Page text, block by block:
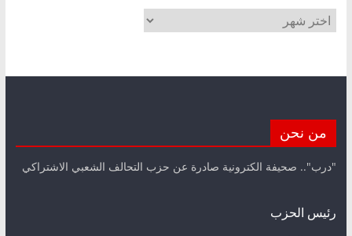
الأرشيف
من نحن
"درب".. صحيفة الكترونية صادرة عن حزب التحالف الشعبي الاشتراكي
رئيس الحزب